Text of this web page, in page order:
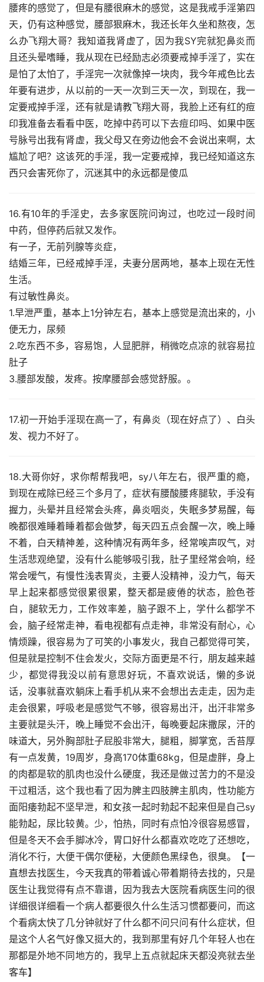
腰疼的感觉了，但是有腰很麻木的感觉，这是我戒手淫第四
天，仍有这种感觉，腰部狠麻木，我还长年久坐和熬夜，怎
么办飞翔大哥？我知道我肾虚了，因为我SY完就犯鼻炎而
且还头晕嗜睡，我从现在已经励志必须要戒掉手淫了，实在
是怕了太怕了，手淫完一次就像掉一块肉，我今年戒色比去
年要有进步，从以前的一天一次到三天一次，到现在，我一
定要戒掉手淫，还有就是请教飞翔大哥，我脸上还有红的痘
印我准备去看看中医，吃掉中药可以下去痘印吗、如果中医
号脉号出我有肾虚，我父母又在旁边他会不会说出来啊，太
尴尬了吧？这该死的手淫，我一定要戒掉，我已经知道这东
西只会害死你了，沉迷其中的永远都是傻瓜
16.有10年的手淫史，去多家医院问询过，也吃过一段时间
中药，但停药后就又发作。
有一子，无前列腺等炎症，
结婚三年，已经戒掉手淫，夫妻分居两地，基本上现在无性
生活。
有过敏性鼻炎。
1.早泄严重，基本上1分钟左右，基本上感觉是流出来的，小
便无力，尿频
2.吃东西不多，容易饱，人显肥胖，稍微吃点凉的就容易拉
肚子
3.腰部发酸，发疼。按摩腰部会感觉舒服。。
17.初一开始手淫现在高一了，有鼻炎（现在好点了）、白头
发、视力不好了。
18.大哥你好，求你帮帮我吧，sy八年左右，很严重的瘾，
到现在戒除已经三个多月了，症状有腰酸腰疼腿软，手没有
握力，头晕并且经常会头疼，鼻炎咽炎，失眠多梦易醒，每
晚都很难睡着睡着都会做梦，每天四五点会醒一次，晚上睡
不着，白天精神差，这种情况有两年多，经常唉声叹气，对
生活悲观绝望，没有什么能够吸引我，肚子里经常会响，经
常会嗳气，有慢性浅表胃炎，主要人没精神，没力气，每天
早上起来都感觉很累很累，整天都是疲倦的状态，脸色苍
白，腿软无力，工作效率差，脑子跟不上，学什么都学不
会，脑子经常走神，看电视都有点走神，非常没有耐心，心
情烦躁，很容易为了可笑的小事发火，我自己都觉得可笑，
但是就是控制不住会发火，交际方面更是不行，朋友越来越
少，都觉得我没以前有意思好玩，不喜欢说话，懒的多说
话，没事就喜欢躺床上看手机从来不会想出去走走，因为走
走会很累，呼吸老是感觉气不够，很容易出汗，出汗非常多
主要就是头汗，晚上睡觉不会出汗，每晚要起床撒尿，汗的
味道大，另外胸部肚子屁股非常大，腿粗，脚掌宽，舌苔厚
有一点发黄，19周岁，身高170体重68kg，但是虚胖，身上
的肉都是软的肌肉也没什么硬度，我还是做过苦力的不是没
干过粗活，这个我也看了因为脾主四肢脾主肌肉，性功能方
面阳痿勃起不坚早泄，和女孩一起时勃起不起来但是自己sy
能勃起，尿比较黄。少，怕热，同时有点怕冷很容易感冒，
但是冬天不会手脚冰冷，胃口好什么都喜欢吃吃了还想吃，
消化不行，大便干偶尔便秘，大便颜色黑绿色，很臭。【一
直想去找医生，今天我真的带着诚心带着期待去找的，只是
医生让我觉得有点不靠谱，因为我去大医院看病医生问的很
详细很详细看一个病人都要很久什么生活习惯都要问，而这
个看病太快了几分钟就好了什么都不问只问有什么症状，但
是这个人名气好像又挺大的，我到那里有好几个年轻人也在
那都是外地不同地方的，我早上五点就起床天都没亮就去坐
客车】